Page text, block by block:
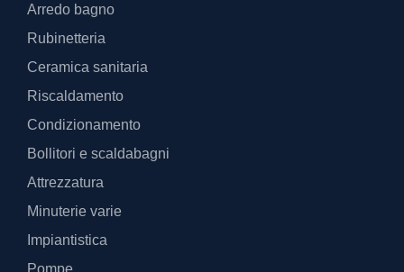
Arredo bagno
Rubinetteria
Ceramica sanitaria
Riscaldamento
Condizionamento
Bollitori e scaldabagni
Attrezzatura
Minuterie varie
Impiantistica
Pompe